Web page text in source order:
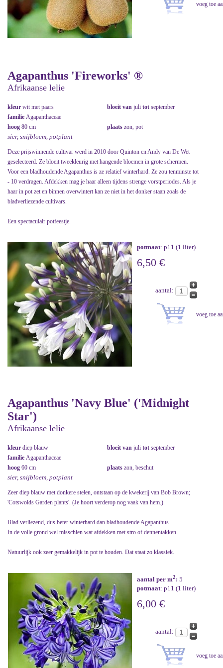
Agapanthus 'Fireworks' ®
Afrikaanse lelie
kleur wit met paars bloeit van juli tot september
familie Agapanthaceae
hoog 80 cm plaats zon, pot
sier, snijbloem, potplant
Deze prijswinnende cultivar werd in 2010 door Quinton en Andy van De Wet
geselecteerd. Ze bloeit tweekleurig met hangende bloemen in grote schermen.
Voor een bladhoudende Agapanthus is ze relatief winterhard. Ze zou tenminste tot
- 10 verdragen. Afdekken mag je haar alleen tijdens strenge vorstperiodes. Als je
haar in pot zet en binnen overwintert kan ze niet in het donker staan zoals de
bladverliezende cultivars.
Een spectaculair potfeestje.
potmaat: p11 (1 liter)
6,50 €
aantal:
Agapanthus 'Navy Blue' ('Midnight
Star')
Afrikaanse lelie
kleur diep blauw bloeit van juli tot september
familie Agapanthaceae
hoog 60 cm plaats zon, beschut
sier, snijbloem, potplant
Zeer diep blauw met donkere stelen, ontstaan op de kwekerij van Bob Brown;
'Cotswolds Garden plants'. (Je hoort verderop nog vaak van hem.)
Blad verliezend, dus beter winterhard dan bladhoudende Agapanthus.
In de volle grond wel misschien wat afdekken met stro of dennentakken.
Natuurlijk ook zeer gemakkelijk in pot te houden. Dat staat zo klassiek.
aantal per m2: 5
potmaat: p11 (1 liter)
6,00 €
aantal: